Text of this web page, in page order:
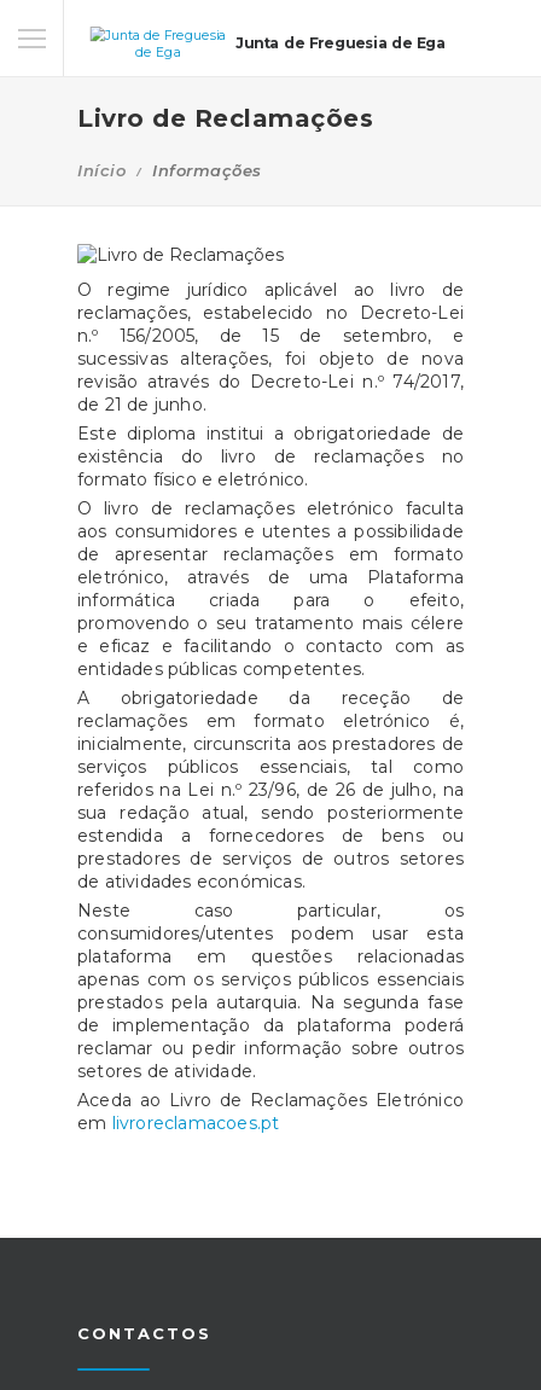
Junta de Freguesia de Ega
Livro de Reclamações
Início Informações
O regime jurídico aplicável ao livro de
reclamações, estabelecido no Decreto-Lei
n.º 156/2005, de 15 de setembro, e
sucessivas alterações, foi objeto de nova
revisão através do Decreto-Lei n.º 74/2017,
de 21 de junho.
Este diploma institui a obrigatoriedade de
existência do livro de reclamações no
formato físico e eletrónico.
O livro de reclamações eletrónico faculta
aos consumidores e utentes a possibilidade
de apresentar reclamações em formato
eletrónico, através de uma Plataforma
informática criada para o efeito,
promovendo o seu tratamento mais célere
e eficaz e facilitando o contacto com as
entidades públicas competentes.
A obrigatoriedade da receção de
reclamações em formato eletrónico é,
inicialmente, circunscrita aos prestadores de
serviços públicos essenciais, tal como
referidos na Lei n.º 23/96, de 26 de julho, na
sua redação atual, sendo posteriormente
estendida a fornecedores de bens ou
prestadores de serviços de outros setores
de atividades económicas.
Neste caso particular, os
consumidores/utentes podem usar esta
plataforma em questões relacionadas
apenas com os serviços públicos essenciais
prestados pela autarquia. Na segunda fase
de implementação da plataforma poderá
reclamar ou pedir informação sobre outros
setores de atividade.
Aceda ao Livro de Reclamações Eletrónico
em livroreclamacoes.pt
CONTACTOS